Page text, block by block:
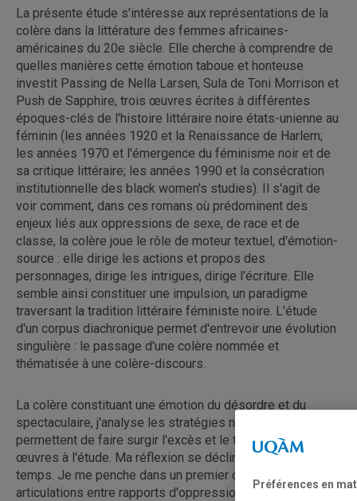
La présente étude s'intéresse aux représentations de la
colère dans la littérature des femmes africaines-
américaines du 20e siècle. Elle cherche à comprendre de
quelles manières cette émotion taboue et honteuse
investit Passing de Nella Larsen, Sula de Toni Morrison et
Push de Sapphire, trois œuvres écrites à différentes
époques-clés de l'histoire littéraire noire états-unienne au
féminin (les années 1920 et la Renaissance de Harlem;
les années 1970 et l'émergence du féminisme noir et de
sa critique littéraire; les années 1990 et la consécration
institutionnelle des black women's studies). Il s'agit de
voir comment, dans ces romans où prédominent des
enjeux liés aux oppressions de sexe, de race et de
classe, la colère joue le rôle de moteur textuel, d'émotion-
source : elle dirige les actions et propos des
personnages, dirige les intrigues, dirige l'écriture. Elle
semble ainsi constituer une impulsion, un paradigme
traversant la tradition littéraire féministe noire. L'étude
d'un corpus diachronique permet d'entrevoir une évolution
singulière : le passage d'une colère nommée et
thématisée à une colère-discours.
La colère constituant une émotion du désordre et du
spectaculaire, j'analyse les stratégies narratives qui
permettent de faire surgir l'excès et le théâtral dans les
œuvres à l'étude. Ma réflexion se décline en quatre
temps. Je me penche dans un premier chapitre sur les
articulations entre rapports d'oppression et colère.
Préférences en